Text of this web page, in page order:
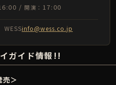
/ 開演： 17:00
WESSinfo@wess.co.jp
ガイド情報!!
売＞